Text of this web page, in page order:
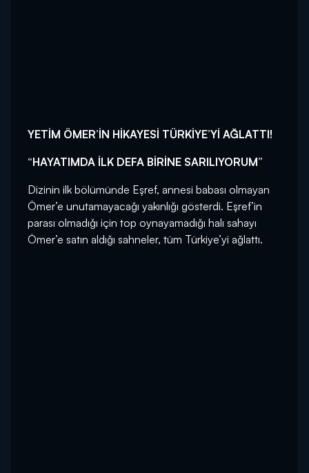
YETİM ÖMER’İN HİKAYESİ TÜRKİYE’Yİ AĞLATTI!
“HAYATIMDA İLK DEFA BİRİNE SARILIYORUM”
Dizinin ilk bölümünde Eşref, annesi babası olmayan
Ömer’e unutamayacağı yakınlığı gösterdi. Eşref’in
parası olmadığı için top oynayamadığı halı sahayı
Ömer’e satın aldığı sahneler, tüm Türkiye’yi ağlattı.